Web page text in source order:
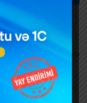
Əmək bazarında
– Bəyannamələri